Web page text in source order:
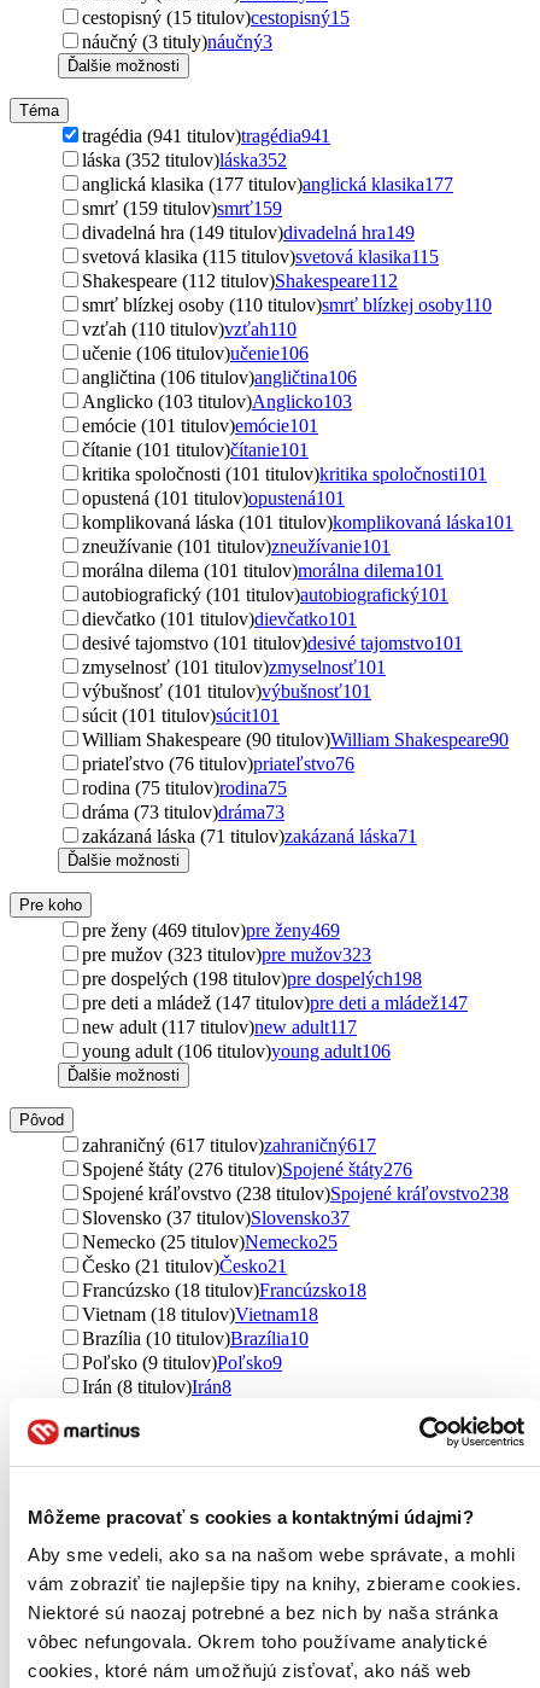
Môžeme pracovať s cookies a kontaktnými údajmi?
Aby sme vedeli, ako sa na našom webe správate, a mohli
vám zobraziť tie najlepšie tipy na knihy, zbierame cookies.
Niektoré sú naozaj potrebné a bez nich by naša stránka
vôbec nefungovala. Okrem toho používame analytické
cookies, ktoré nám umožňujú zisťovať, ako náš web
cestopisný (15 titulov)cestopisný15
náučný (3 tituly)náučný3
Ďalšie možnosti
Téma
tragédia (941 titulov)tragédia941
láska (352 titulov)láska352
anglická klasika (177 titulov)anglická klasika177
smrť (159 titulov)smrť159
divadelná hra (149 titulov)divadelná hra149
svetová klasika (115 titulov)svetová klasika115
Shakespeare (112 titulov)Shakespeare112
smrť blízkej osoby (110 titulov)smrť blízkej osoby110
vzťah (110 titulov)vzťah110
učenie (106 titulov)učenie106
angličtina (106 titulov)angličtina106
Anglicko (103 titulov)Anglicko103
emócie (101 titulov)emócie101
čítanie (101 titulov)čítanie101
kritika spoločnosti (101 titulov)kritika spoločnosti101
opustená (101 titulov)opustená101
komplikovaná láska (101 titulov)komplikovaná láska101
zneužívanie (101 titulov)zneužívanie101
morálna dilema (101 titulov)morálna dilema101
autobiografický (101 titulov)autobiografický101
dievčatko (101 titulov)dievčatko101
desivé tajomstvo (101 titulov)desivé tajomstvo101
zmyselnosť (101 titulov)zmyselnosť101
výbušnosť (101 titulov)výbušnosť101
súcit (101 titulov)súcit101
William Shakespeare (90 titulov)William Shakespeare90
priateľstvo (76 titulov)priateľstvo76
rodina (75 titulov)rodina75
dráma (73 titulov)dráma73
zakázaná láska (71 titulov)zakázaná láska71
Ďalšie možnosti
Pre koho
pre ženy (469 titulov)pre ženy469
pre mužov (323 titulov)pre mužov323
pre dospelých (198 titulov)pre dospelých198
pre deti a mládež (147 titulov)pre deti a mládež147
new adult (117 titulov)new adult117
young adult (106 titulov)young adult106
Ďalšie možnosti
Pôvod
zahraničný (617 titulov)zahraničný617
Spojené štáty (276 titulov)Spojené štáty276
Spojené kráľovstvo (238 titulov)Spojené kráľovstvo238
Slovensko (37 titulov)Slovensko37
Nemecko (25 titulov)Nemecko25
Česko (21 titulov)Česko21
Francúzsko (18 titulov)Francúzsko18
Vietnam (18 titulov)Vietnam18
Brazília (10 titulov)Brazília10
Poľsko (9 titulov)Poľsko9
Irán (8 titulov)Irán8
Nigéria (7 titulov)
Švédsko (3 tituly)
Švédsko
Írsko (3 tituly)
Grécko (3 tituly)Grécko3
Izrael (3 tituly)Izrael3
Taliansko (3 tituly)
Taliansko
Argentína (2 tituly)
Chorvátsko (2 tituly)Chorvátsko2
Maďarsko (2 tituly)Maďarsko2